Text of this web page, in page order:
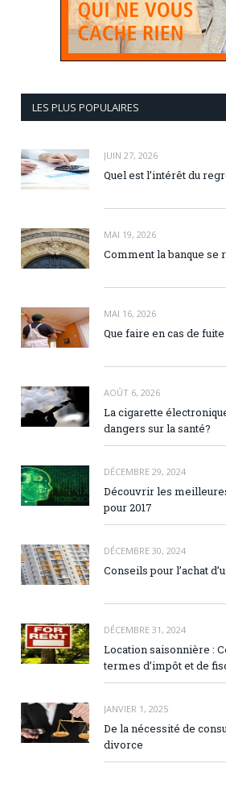
LES PLUS POPULAIRES
JUIN 27, 2026
Quel est l’intérêt du
MAI 19, 2026
Comment la banque se
MAI 16, 2026
Que faire en cas de fuite
AOÛT 6, 2026
La cigarette
dangers sur la santé?
DÉCEMBRE 29, 2024
Découvrir les
pour 2017
DÉCEMBRE 30, 2024
Conseils pour l’achat
DÉCEMBRE 31, 2024
Location saisonnière :
termes d’impôt et de
JANVIER 1, 2025
De la nécessité de
divorce